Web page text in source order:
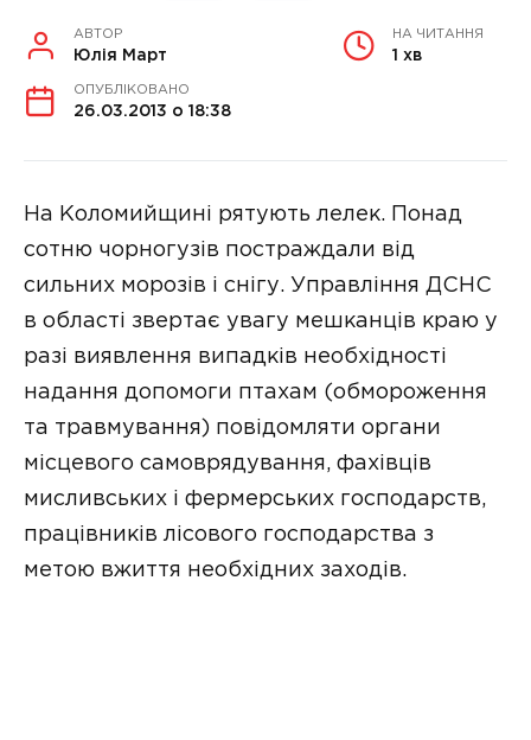
АВТОР
Юлія Март
НА ЧИТАННЯ
1 хв
ОПУБЛІКОВАНО
26.03.2013 о 18:38
На Коломийщині рятують лелек. Понад
сотню чорногузів постраждали від
сильних морозів і снігу. Управління ДСНС
в області звертає увагу мешканців краю у
разі виявлення випадків необхідності
надання допомоги птахам (обмороження
та травмування) повідомляти органи
місцевого самоврядування, фахівців
мисливських і фермерських господарств,
працівників лісового господарства з
метою вжиття необхідних заходів.